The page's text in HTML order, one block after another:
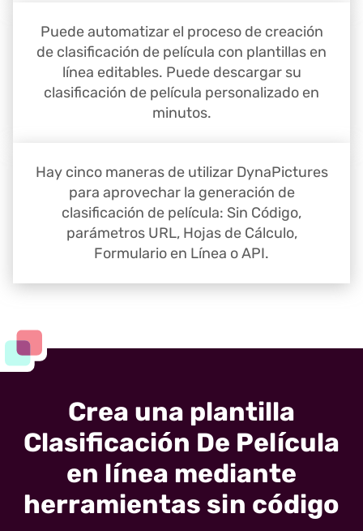
Puede automatizar el proceso de creación
de clasificación de película con plantillas en
línea editables. Puede descargar su
clasificación de película personalizado en
minutos.
Hay cinco maneras de utilizar DynaPictures
para aprovechar la generación de
clasificación de película: Sin Código,
parámetros URL, Hojas de Cálculo,
Formulario en Línea o API.
Crea una plantilla
Clasificación De Película
en línea mediante
herramientas sin código